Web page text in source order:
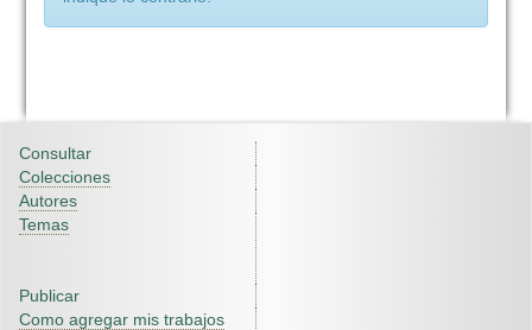
Consultar
Colecciones
Autores
Temas
Publicar
Como agregar mis trabajos